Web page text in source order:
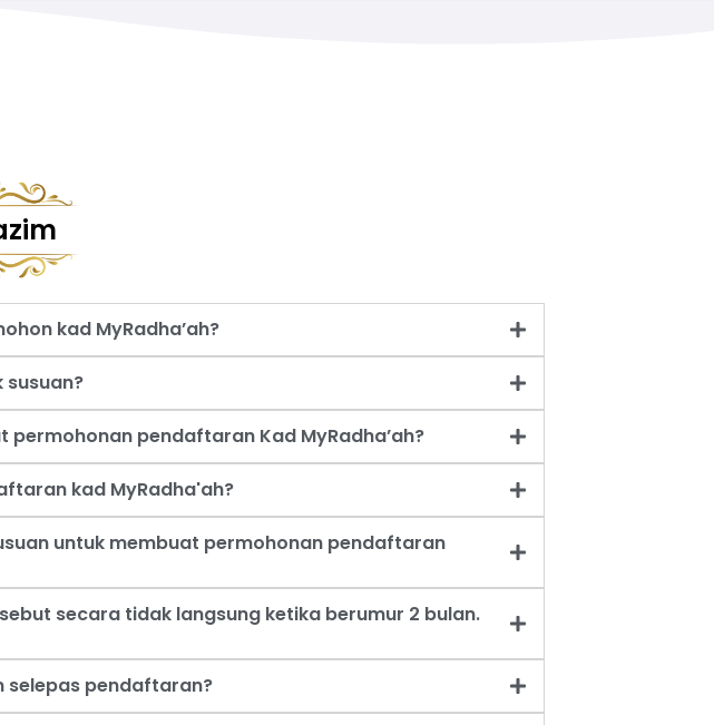
kad MyRadha’ah?
pendaftaran Kad MyRadha’ah?
kad MyRadha'ah?
untuk membuat permohonan pendaftaran
secara tidak langsung ketika berumur 2 bulan.
selepas pendaftaran?